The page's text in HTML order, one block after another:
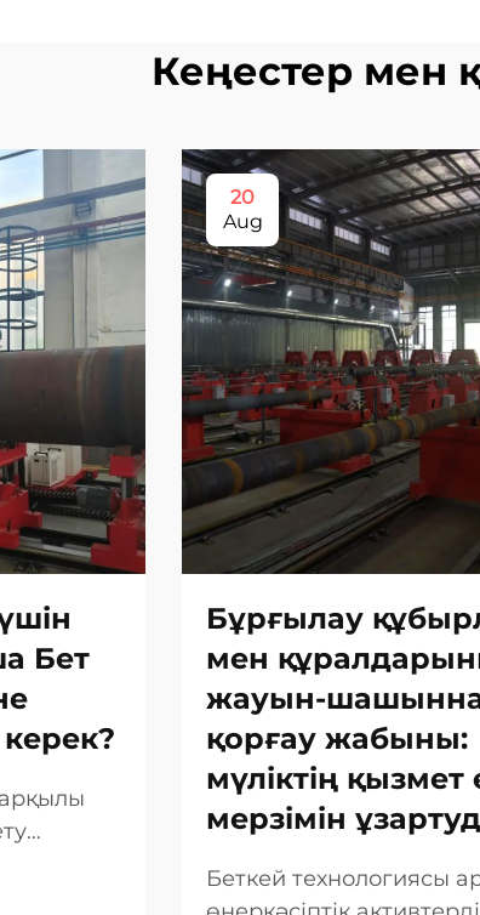
Кеңестер мен
Бет
аса
20
Aug
Бұрғылау
мен
жауын-
қорғау жабыны:
мүліктің қызмет
мерзімін
Беткей технологиясы